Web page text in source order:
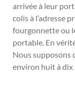
arrivée à leur
colis à l’adresse
fourgonnette ou
portable. En
Nous supposons
environ huit à dix